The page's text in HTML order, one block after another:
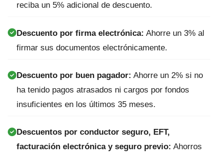
reciba un 5% adicional de descuento.
Descuento por firma electrónica: Ahorre un 3% al
firmar sus documentos electrónicamente.
Descuento por buen pagador: Ahorre un 2% si no
ha tenido pagos atrasados ni cargos por fondos
insuficientes en los últimos 35 meses.
Descuentos por conductor seguro, EFT,
facturación electrónica y seguro previo: Ahorros